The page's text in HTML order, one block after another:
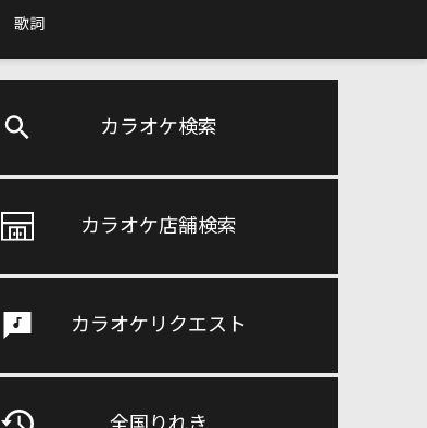
歌詞
カラオケ検索
カラオケ店舗検索
カラオケリクエスト
全国りれき